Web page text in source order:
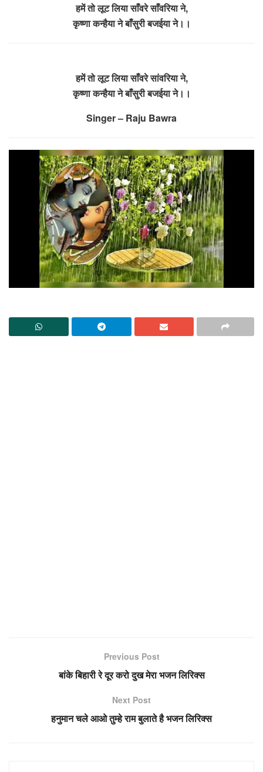
हमें तो लूट लिया साँवरे साँवरिया ने,
कृष्णा कन्हैया ने बाँसुरी बजईया ने।।
हमें तो लूट लिया साँवरे सांवरिया ने,
कृष्णा कन्हैया ने बाँसुरी बजईया ने।।
Singer – Raju Bawra
Previous Post
बांके बिहारी रे दूर करो दुख मेरा भजन लिरिक्स
Next Post
हनुमान चले आओ तुम्हे राम बुलाते है भजन लिरिक्स